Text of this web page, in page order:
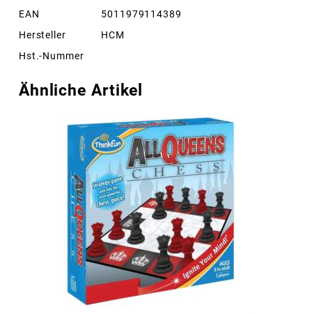
EAN
5011979114389
Hersteller
HCM
Hst.-Nummer
Ähnliche Artikel